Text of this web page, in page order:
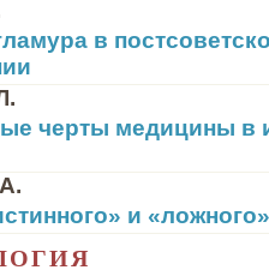
в
черты медицины в
и